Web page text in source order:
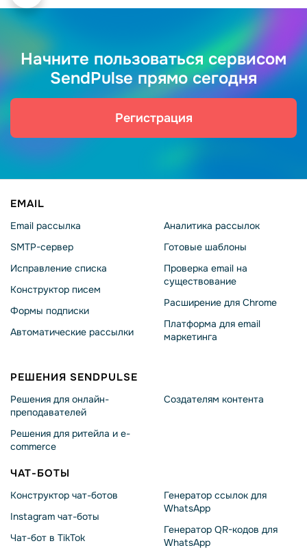
Начните пользоваться сервисом
SendPulse прямо сегодня
Регистрация
EMAIL
Email рассылка
SMTP-сервер
Исправление списка
Конструктор писем
Формы подписки
Автоматические рассылки
Аналитика рассылок
Готовые шаблоны
Проверка email на
существование
Расширение для Chrome
Платформа для email
маркетинга
РЕШЕНИЯ SENDPULSE
Решения для онлайн-
преподавателей
Решения для ритейла и e-
commerce
Создателям контента
ЧАТ-БОТЫ
Конструктор чат-ботов
Instagram чат-боты
Чат-бот в TikTok
Генератор ссылок для
WhatsApp
Генератор QR-кодов для
WhatsApp